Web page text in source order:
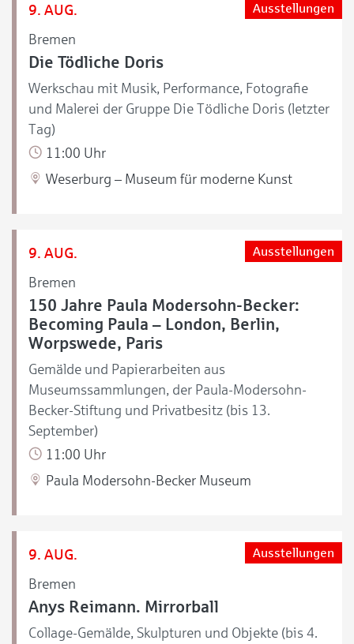
9. AUG.
Bremen
Ausstellungen
Die Tödliche Doris
Werkschau mit Musik, Performance, Fotografie
und Malerei der Gruppe Die Tödliche Doris (letzter
Tag)
11:00 Uhr
Weserburg – Museum für moderne Kunst
9. AUG.
Bremen
Ausstellungen
150 Jahre Paula Modersohn-Becker:
Becoming Paula – London, Berlin,
Worpswede, Paris
Gemälde und Papierarbeiten aus
Museumssammlungen, der Paula-Modersohn-
Becker-Stiftung und Privatbesitz (bis 13.
September)
11:00 Uhr
Paula Modersohn-Becker Museum
9. AUG.
Bremen
Ausstellungen
Anys Reimann. Mirrorball
Collage-Gemälde, Skulpturen und Objekte (bis 4.